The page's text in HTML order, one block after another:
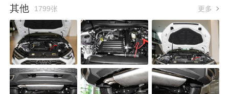
其他 1799张 更多